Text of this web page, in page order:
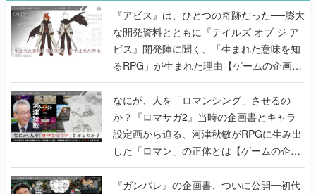
『アビス』は、ひとつの奇跡だった──膨大
な開発資料とともに『テイルズ オブ ジ ア
ビス』開発陣に聞く、「生まれた意味を知
るRPG」が生まれた理由【ゲームの企画
書】
なにが、人を「ロマンシング」させるの
か？『ロマサガ2』当時の企画書とキャラ
設定画から迫る、河津秋敏がRPGに生み出
した「ロマン」の正体とは【ゲームの企画
書】
『ガンパレ』の企画書、ついに公開━初代